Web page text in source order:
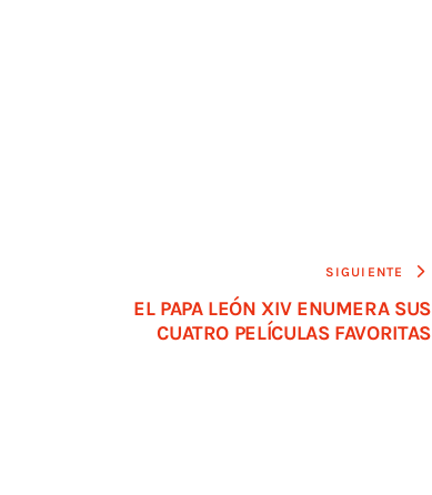
SIGUIENTE
EL PAPA LEÓN XIV ENUMERA SUS
CUATRO PELÍCULAS FAVORITAS